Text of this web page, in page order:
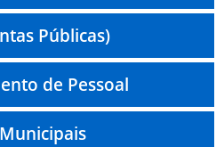
Públicas)
de Pessoal